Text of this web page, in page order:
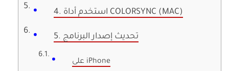
4. استخدم أداة COLORSYNC (MAC)
5. تحديث إصدار البرنامج
على iPhone